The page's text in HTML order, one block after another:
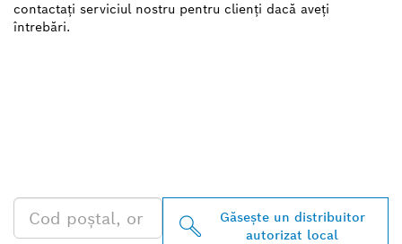
contactați serviciul nostru pentru clienți dacă aveți
întrebări.
Găseşte un distribuitor
autorizat local